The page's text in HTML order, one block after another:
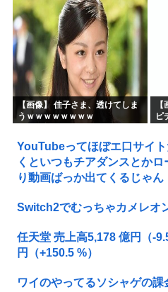
【画像】 佳子さま、透けてしま
うｗｗｗｗｗｗｗｗ
ピ
YouTubeってほぼエ口サイ
くといつもチアダンスとか
り動画ばっか出てくるじゃん
Switch2でむっちゃカメレオ
任天堂 売上高5,178 億円（-
円（+150.5 %）
ワイのやってるソシャゲの